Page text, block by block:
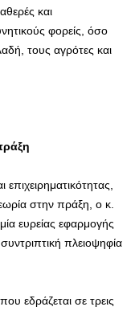
και
φορείς, όσο
τους αγρότες και
στην πράξη, ο κ.
ευρείας εφαρμογής
πλειοψηφία
εδράζεται σε τρεις